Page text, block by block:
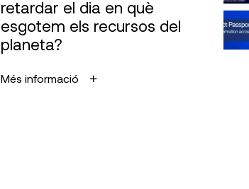
retardar el dia en què
esgotem els recursos del
planeta?
Més informació